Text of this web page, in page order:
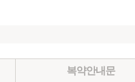
복약안내문